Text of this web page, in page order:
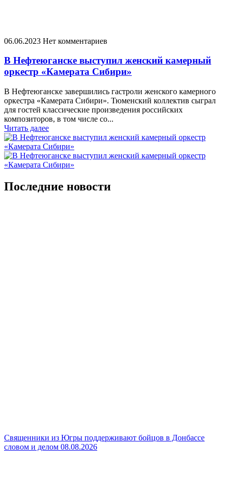
06.06.2023 Нет комментариев
В Нефтеюганске выступил женский камерный
оркестр «Камерата Сибири»
В Нефтеюганске завершились гастроли женского камерного
оркестра «Камерата Сибири». Тюменский коллектив сыграл
для гостей классические произведения российских
композиторов, в том числе со...
Читать далее
Последние новости
Священники из Югры поддерживают бойцов в Донбассе
словом и делом 08.08.2026